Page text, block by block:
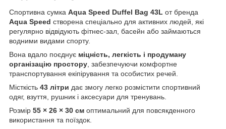
Спортивна сумка Aqua Speed Duffel Bag 43L от бренда
Aqua Speed створена спеціально для активних людей, які
регулярно відвідують фітнес-зал, басейн або займаються
водними видами спорту.
Вона вдало поєднує міцність, легкість і продуману
організацію простору, забезпечуючи комфортне
транспортування екіпірування та особистих речей.
Місткість 43 літри дає змогу легко розмістити спортивний
одяг, взуття, рушник і аксесуари для тренувань.
Розмір 55 × 26 × 30 см оптимальний для повсякденного
використання та поїздок.